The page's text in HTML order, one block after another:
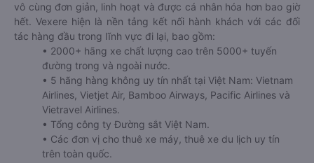
vô cùng đơn giản, linh hoạt và được cá nhân hóa hơn bao giờ
hết. Vexere hiện là nền tảng kết nối hành khách với các đối
tác hàng đầu trong lĩnh vực đi lại, bao gồm:
• 2000+ hãng xe chất lượng cao trên 5000+ tuyến
đường trong và ngoài nước.
• 5 hãng hàng không uy tín nhất tại Việt Nam: Vietnam
Airlines, Vietjet Air, Bamboo Airways, Pacific Airlines và
Vietravel Airlines.
• Tổng công ty Đường sắt Việt Nam.
• Các đơn vị cho thuê xe máy, thuê xe du lịch uy tín
trên toàn quốc.